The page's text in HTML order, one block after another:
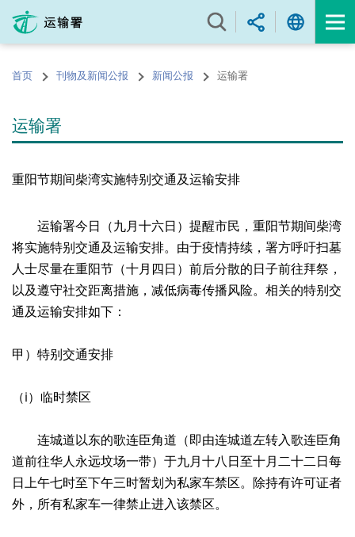
内
的首页 刊物及新闻公报 新闻公报 运输署
运输署
重阳节期间柴湾实施特别交通及运输安排
运输署今日（九月十六日）提醒市民，重阳节期间柴湾
将实施特别交通及运输安排。由于疫情持续，署方呼吁扫墓
人士尽量在重阳节（十月四日）前后分散的日子前往拜祭，
以及遵守社交距离措施，减低病毒传播风险。相关的特别交
通及运输安排如下：
甲）特别交通安排
（i）临时禁区
连城道以东的歌连臣角道（即由连城道左转入歌连臣角
道前往华人永远坟场一带）于九月十八日至十月二十二日每
日上午七时至下午三时暂划为私家车禁区。除持有许可证者
外，所有私家车一律禁止进入该禁区。